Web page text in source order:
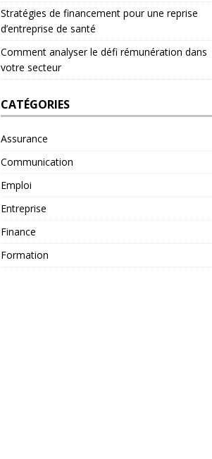
Stratégies de financement pour une reprise
d’entreprise de santé
Comment analyser le défi rémunération dans
votre secteur
CATÉGORIES
Assurance
Communication
Emploi
Entreprise
Finance
Formation